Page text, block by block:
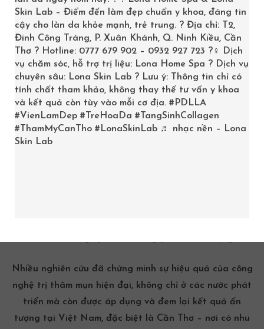
đại hầu hết không cần phẫu thuật hay can thiệp
xâm lấn sâu, do vậy giảm thiểu rủi ro và tác
dụng phụ.
Thời gian hồi phục nhanh: Nhờ vào tính chất nhẹ
nhàng của liệu trình, người điều trị có thể nhanh
chóng trở lại với hoạt động thường ngày sau liệu
trình.
Kết quả lâu dài: Khi được chăm sóc và bảo
dưỡng đúng cách, kết quả điều trị mang lại làn
Nhiều nghiên cứu đã chứng minh sự hiệu quả của công
nghệ trị thâm mụn hiện đại, không chỉ ở các nước phát
triển mà còn được áp dụng và đem lại kết quả ấn
tượng tại Việt Nam, đặc biệt là Cần Thơ – nơi có nhu
Skin Lab – Điểm đến làm đẹp chuẩn y khoa, đáng tin
cậy cho làn da khỏe mạnh, trẻ trung. ? Địa chỉ: T2,
Đinh Công Tráng, P. Xuân Khánh, Q. Ninh Kiều, Cần
Thơ ? Hotline: 0777 679 902 – 0932 927 723 ?‍♀️ Dịch
vụ chăm sóc, hỗ trợ trị liệu: Lona Home Spa ? Dịch vụ
chuyên sâu: Lona Skin Lab ? Lưu ý: Thông tin chỉ có
tính chất tham khảo, không thay thế tư vấn y khoa
và kết quả còn tùy vào mỗi cơ địa. #PDLLA
#VienLamDep #TreHoaDa #TangSinhCollagen
#ThamMyCanTho #LonaSkinLab ♬ nhạc nền – Lona
Skin Lab